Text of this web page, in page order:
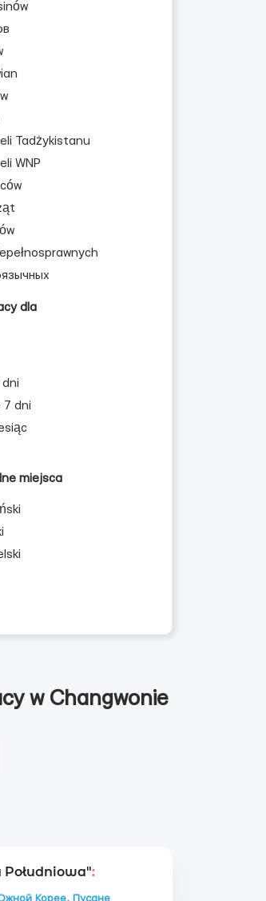
Tadżykistanu
WNP
dla
7 dni
miejsca
w Changwonie
Południowa":
Корее, Пусане